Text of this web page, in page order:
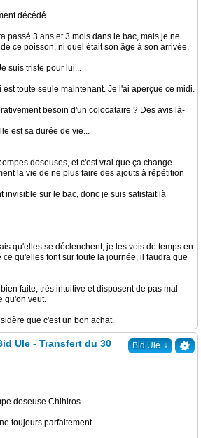
décédé.
passé 3 ans et 3 mois dans le bac, mais je ne
ce poisson, ni quel était son âge à son arrivée.
suis triste pour lui...
toute seule maintenant. Je l'ai aperçue ce midi.
besoin d'un colocataire ? Des avis là-
est sa durée de vie...
doseuses, et c'est vrai que ça change
la vie de ne plus faire des ajouts à répétition
invisible sur le bac, donc je suis satisfait là
qu'elles se déclenchent, je les vois de temps en
ce qu'elles font sur toute la journée, il faudra que
faite, très intuitive et disposent de pas mal
qu'on veut.
que c'est un bon achat.
Bid Ule ↓
Ule - Transfert du 30
doseuse Chihiros.
toujours parfaitement.